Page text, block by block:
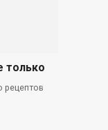
только
рецептов